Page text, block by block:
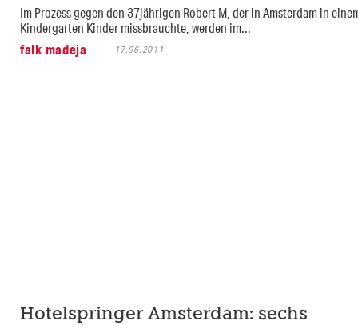
Im Prozess gegen den 37jährigen Robert M, der in Amsterdam in
Kindergarten Kinder missbrauchte, werden im...
falk madeja
17.06.2011
Hotelspringer Amsterdam: sechs